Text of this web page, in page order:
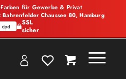
für Gewerbe & Privat
Chaussee 80, Hamburg
SSL
sicher